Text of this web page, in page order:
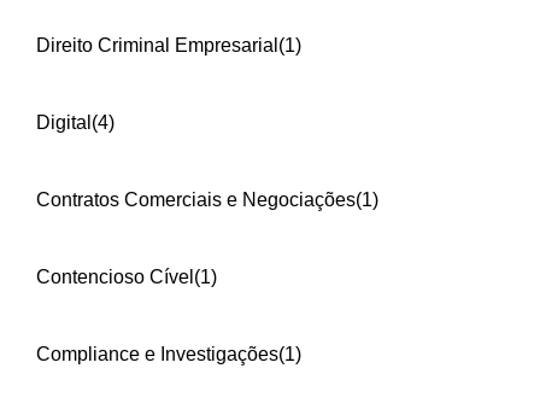
Direito Criminal Empresarial (1)
Digital (4)
Contratos Comerciais e Negociações(1)
Contencioso Cível (1)
Compliance e Investigações(1)